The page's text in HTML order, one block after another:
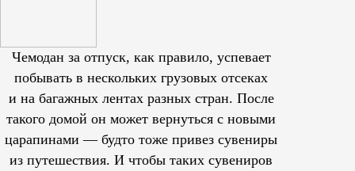
Чемодан за отпуск, как правило, успевает
побывать в нескольких грузовых отсеках
и на багажных лентах разных стран. После
такого домой он может вернуться с новыми
царапинами — будто тоже привез сувениры
из путешествия. И чтобы таких сувениров